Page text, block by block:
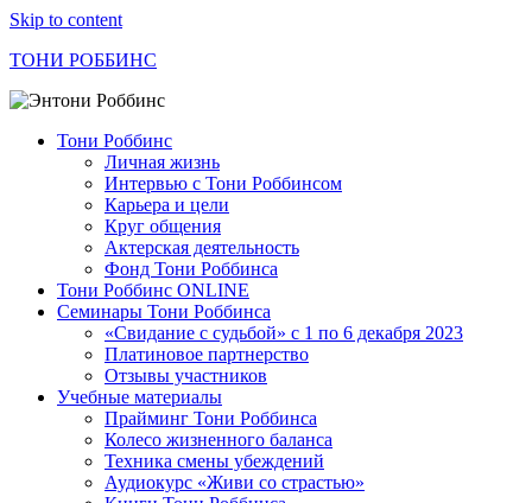
Skip to content
ТОНИ РОББИНС
Тони Роббинс
Личная жизнь
Интервью с Тони Роббинсом
Карьера и цели
Круг общения
Актерская деятельность
Фонд Тони Роббинса
Тони Роббинс ONLINE
Семинары Тони Роббинса
«Свидание с судьбой» с 1 по 6 декабря 2023
Платиновое партнерство
Отзывы участников
Учебные материалы
Прайминг Тони Роббинса
Колесо жизненного баланса
Техника смены убеждений
Аудиокурс «Живи со страстью»